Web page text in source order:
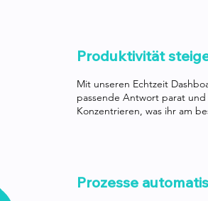
Mit unseren Echtzeit
passende Antwort parat
Konzentrieren, was ihr am
Produktivität
Prozesse